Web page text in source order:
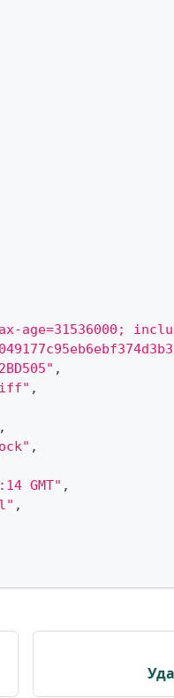
age=31536000;
,
,
,
,
GMT" ,
,